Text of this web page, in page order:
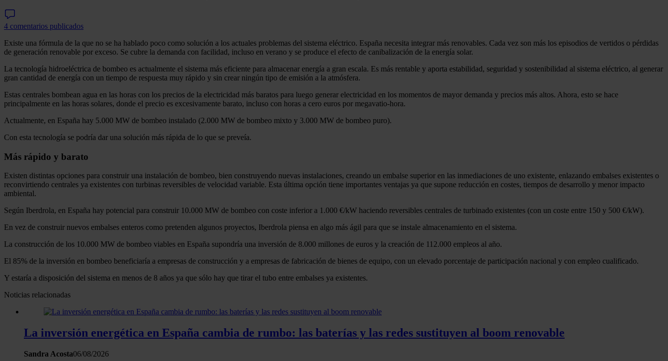
4 comentarios publicados
Existe una fórmula de la que no se ha hablado poco como solución a los actuales problemas del sistema eléctrico. España necesita integrar más renovables. Cada vez son más los episodios de vertidos o pérdidas
de generación renovable por exceso. Se cubre la demanda con facilidad, incluso en verano y se produce el efecto de canibalización de la energía solar.
La tecnología hidroeléctrica de bombeo es actualmente el sistema más eficiente para almacenar energía a gran escala. Es más rentable y aporta estabilidad, seguridad y sostenibilidad al sistema eléctrico, al generar
gran cantidad de energía con un tiempo de respuesta muy rápido y sin crear ningún tipo de emisión a la atmósfera.
Estas centrales bombean agua en las horas con los precios de la electricidad más baratos para luego generar electricidad en los momentos de mayor demanda y precios más altos. Ahora, esto se hace
principalmente en las horas solares, donde el precio es excesivamente barato, incluso con horas a cero euros por megavatio-hora.
Actualmente, en España hay 5.000 MW de bombeo instalado (2.000 MW de bombeo mixto y 3.000 MW de bombeo puro).
Con esta tecnología se podría dar una solución más rápida de lo que se preveía.
Más rápido y barato
Existen distintas opciones para construir una instalación de bombeo, bien construyendo nuevas instalaciones, creando un embalse superior en las inmediaciones de uno existente, enlazando embalses existentes o
reconvirtiendo centrales ya existentes con turbinas reversibles de velocidad variable. Esta última opción tiene importantes ventajas ya que supone reducción en costes, tiempos de desarrollo y menor impacto
ambiental.
Según Iberdrola, en España hay potencial para construir 10.000 MW de bombeo con coste inferior a 1.000 €/kW haciendo reversibles centrales de turbinado existentes (con un coste entre 150 y 500 €/kW).
En vez de construir nuevos embalses enteros como pretenden algunos proyectos, Iberdrola piensa en algo más ágil para que se instale almacenamiento en el sistema.
La construcción de los 10.000 MW de bombeo viables en España supondría una inversión de 8.000 millones de euros y la creación de 112.000 empleos al año.
El 85% de la inversión en bombeo beneficiaría a empresas de construcción y a empresas de fabricación de bienes de equipo, con un elevado porcentaje de participación nacional y con empleo cualificado.
Y estaría a disposición del sistema en menos de 8 años ya que sólo hay que tirar el tubo entre embalses ya existentes.
Noticias relacionadas
La inversión energética en España cambia de rumbo: las baterías y las redes sustituyen al boom renovable
Sandra Acosta06/08/2026